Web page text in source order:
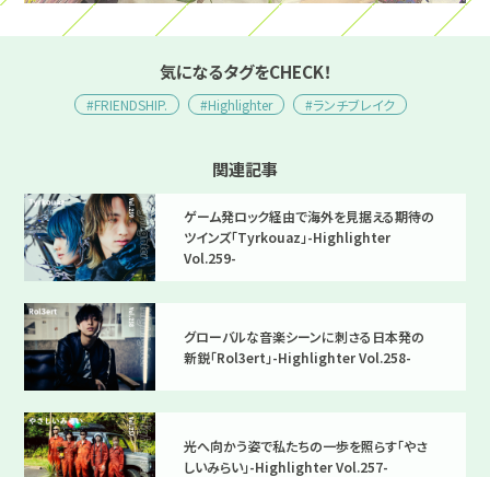
気になるタグをCHECK！
#FRIENDSHIP. #Highlighter #ランチブレイク
関連記事
ゲーム発ロック経由で海外を見据える期待の
ツインズ「Tyrkouaz」-Highlighter
Vol.259-
グローバルな音楽シーンに刺さる日本発の
新鋭「Rol3ert」-Highlighter Vol.258-
光へ向かう姿で私たちの一歩を照らす「やさ
しいみらい」-Highlighter Vol.257-